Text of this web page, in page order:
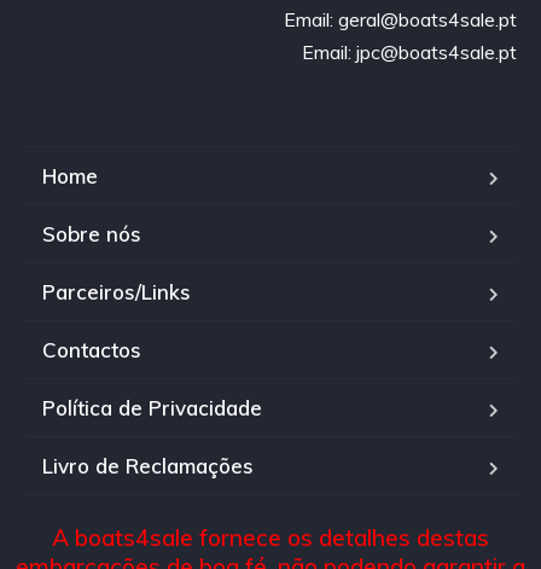
Email: geral@boats4sale.pt
Email: jpc@boats4sale.pt
Home
Sobre nós
Parceiros/Links
Contactos
Política de Privacidade
Livro de Reclamações
A boats4sale fornece os detalhes destas